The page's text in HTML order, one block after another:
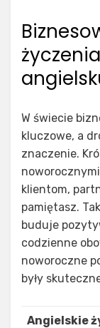
W świecie
kluczowe, a
znaczenie.
klientom,
pamiętasz.
buduje
codzienne
noworoczne
były
Angielskie